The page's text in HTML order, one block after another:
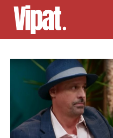
Skip
content